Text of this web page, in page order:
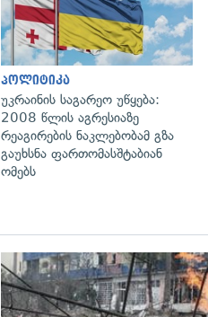
პოლიტიკა
უკრაინის საგარეო უწყება:
2008 წლის აგრესიაზე
რეაგირების ნაკლებობამ გზა
გაუხსნა ფართომასშტაბიან
ომებს